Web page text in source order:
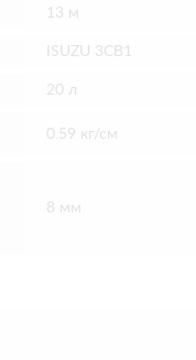
13 м
ISUZU 3CB1
20 л
0.59 кг/см
8 мм